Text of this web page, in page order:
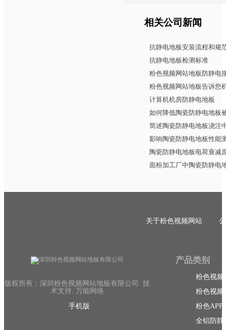
相关公司新闻
抗静电地板安装流程和规
抗静电地板检测标准
粉色视频网站地板防静电
粉色视频网站地板告诉您机
计算机机房防静电地板
如何降低陶瓷防静电地板
简述陶瓷防静电地板浇注
影响陶瓷防静电地板性能
陶瓷防静电地板电荷衰减
面粉加工厂中陶瓷防静电
关于粉色视频网站
版权所有：深圳粉色视频网站地板有限公司 技
术支持: 万能网络
手机版
产品类别
粉色视频
粉色视频
粉色APP
全铝防静